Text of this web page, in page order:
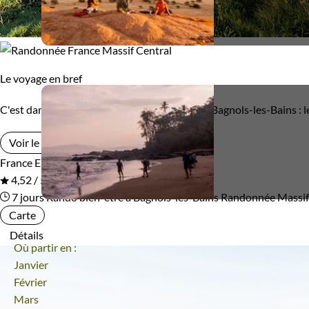
Où partir en :
Janvier
Février
Mars
Le voyage en bref
C'est dans la haute vallée du Lot que se situe Bagnols-les-Bains
Voir le voyage
France En groupe
4,52 / 5
7 joursRando bien-être à Bagnols-les-BainsRandonnée
Carte
Détails